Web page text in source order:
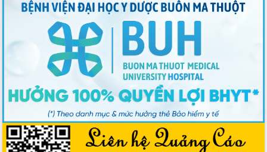
Đảm bảo cuộc bầu cử đại biểu Quốc
an toàn, hiệu quả, đúng quy định
Thủ tướng Chính phủ Phạm Minh Chính
kiểm tra, chỉ đạo hoàn thành các dự
án cao tốc và thăm khu tái định cư tại
Sôi nổi Hội đua ngựa truyền thống Gò
Thì Thùng mừng Xuân Bính Ngọ 2026
Lãnh đạo tỉnh dâng hương tưởng niệm
tại Đập Đồng Cam đầu Xuân Bính Ngọ
Ngành nông nghiệp phấn đấu tăng